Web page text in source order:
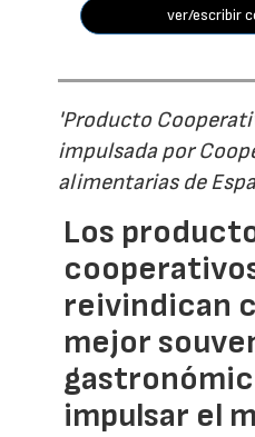
ver/escribir
'Producto
impulsada por
alimentarias de
Los
reivindican
mejor
impulsar el